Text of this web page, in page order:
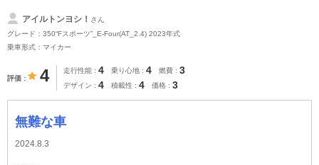
アイルトンヨシ！ さん
グレード：350“Fスポーツ”_E-Four(AT_2.4) 2023年式
乗車形式：マイカー
評価 4 走行性能 4 乗り心地 4 燃費 3
デザイン 4 積載性 4 価格 3
無難な車
2024.8.3